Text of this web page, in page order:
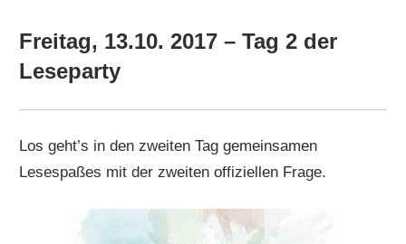
Freitag, 13.10. 2017 – Tag 2 der
Leseparty
Los geht’s in den zweiten Tag gemeinsamen
Lesespaßes mit der zweiten offiziellen Frage.